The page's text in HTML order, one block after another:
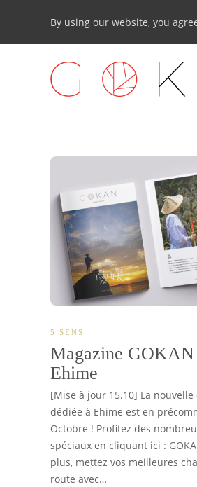
By using our website, you
5 SENS
Magazine GOKAN
Ehime
[Mise à jour 15.10] La
dédiée à Ehime est en
Octobre ! Profitez des
spéciaux en cliquant ici :
plus, mettez vos meilleures
route avec…